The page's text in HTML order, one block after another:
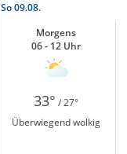
So09.08.
Morgens
06 - 12 Uhr
33° / 27°
Überwiegend wolkig